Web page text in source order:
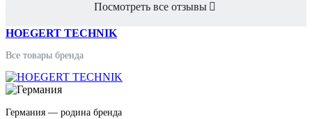
Посмотреть все отзывы
HOEGERT TECHNIK
Все товары бренда
Германия — родина бренда